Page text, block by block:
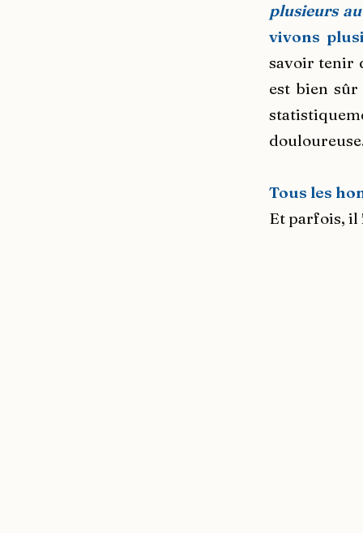
plusieurs
vivons
savoir tenir
est bien
Tous les
Et parfois, il